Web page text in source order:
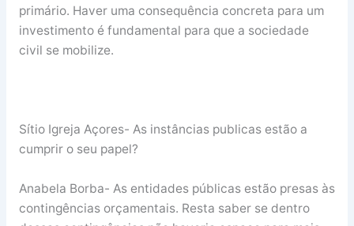
primário. Haver uma consequência concreta para um
investimento é fundamental para que a sociedade
civil se mobilize.
Sítio Igreja Açores- As instâncias publicas estão a
cumprir o seu papel?
Anabela Borba- As entidades públicas estão presas às
contingências orçamentais. Resta saber se dentro